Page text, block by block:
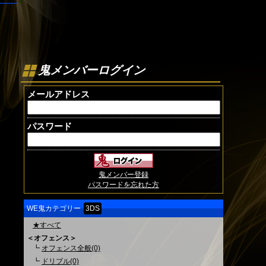
鬼メンバーログイン
メールアドレス
パスワード
鬼メンバー登録
パスワードを忘れた方
WE鬼カテゴリー 3DS
★すべて
＜オフェンス＞
┗ オフェンス全般(0)
┗ ドリブル(0)